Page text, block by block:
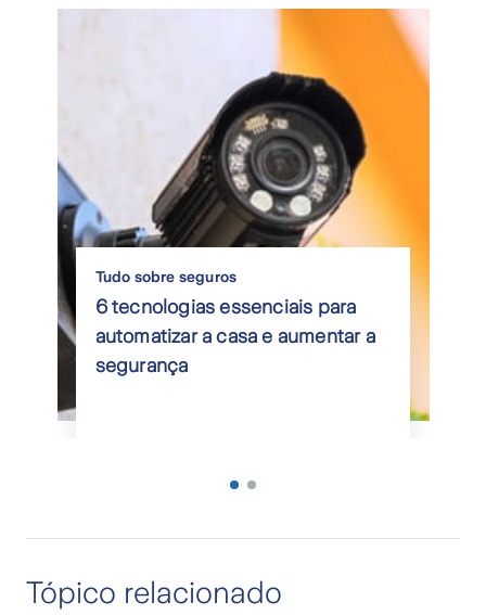
Tudo sobre seguros
6 tecnologias essenciais para
automatizar a casa e aumentar a
segurança
Tópico relacionado